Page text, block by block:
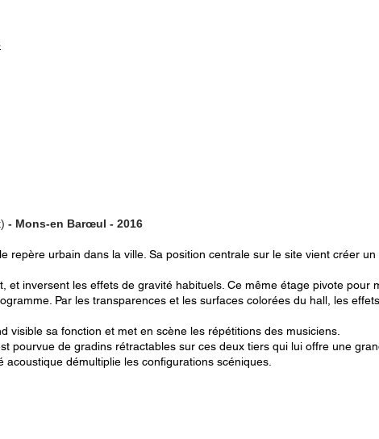
- Mons-en Barœul - 2016
urbain dans la ville. Sa position centrale sur le site vient créer
inversent les effets de gravité habituels. Ce même étage pivote pour
Par les transparences et les surfaces colorées du hall, les
sa fonction et met en scène les répétitions des musiciens.
pourvue de gradins rétractables sur ces deux tiers qui lui offre une
démultiplie les configurations scéniques.